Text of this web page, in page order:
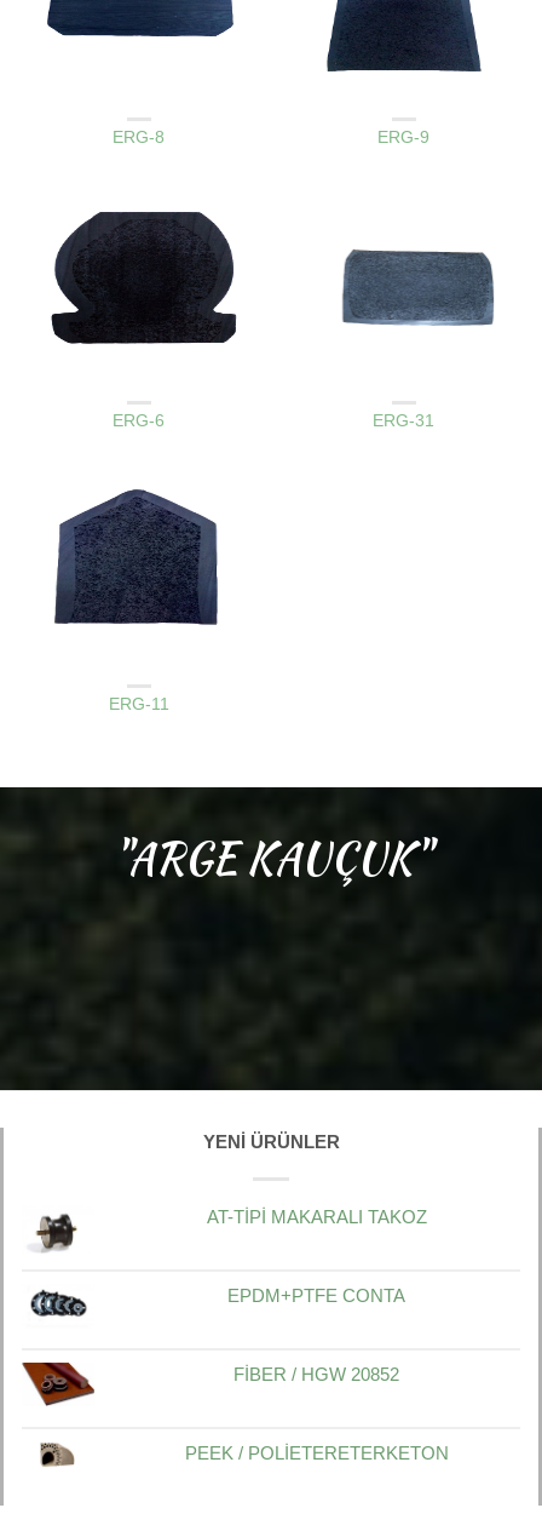
ERG-8 ERG-9
ERG-6 ERG-31
ERG-11
"ARGE KAUÇUK"
YENI ÜRÜNLER
AT-TİPİ MAKARALI TAKOZ
EPDM+PTFE CONTA
FİBER / HGW 20852
PEEK / POLİETERETERKETON